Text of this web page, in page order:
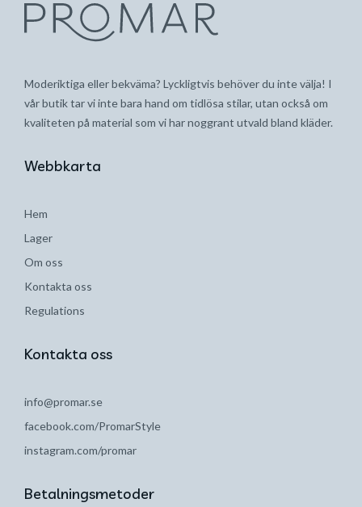
Moderiktiga eller bekväma? Lyckligtvis behöver du inte välja! I
vår butik tar vi inte bara hand om tidlösa stilar, utan också om
kvaliteten på material som vi har noggrant utvald bland kläder.
Webbkarta
Hem
Lager
Om oss
Kontakta oss
Regulations
Kontakta oss
info@promar.se
facebook.com/PromarStyle
instagram.com/promar
Betalningsmetoder